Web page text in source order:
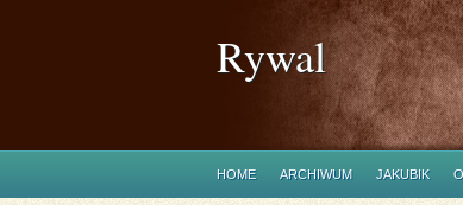
Rywal
HOME ARCHIWUM JAKUBIK